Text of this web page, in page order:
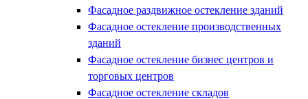
Фасадное раздвижное остекление зданий
Фасадное остекление производственных
зданий
Фасадное остекление бизнес центров и
торговых центров
Фасадное остекление складов